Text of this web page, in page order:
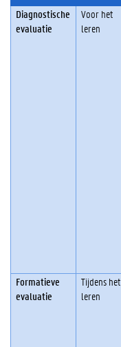
e
n
d
i
n
Diagnostische
evaluatie
Voor het
leren
Formatieve
evaluatie
Tijdens het
leren